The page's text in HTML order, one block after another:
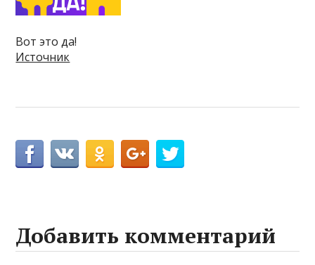
Вот это да!
Источник
Добавить комментарий